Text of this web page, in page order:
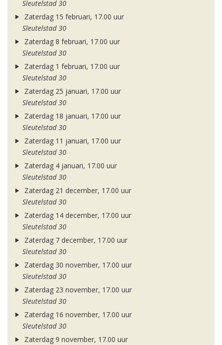
Sleutelstad 30
Zaterdag 15 februari, 17.00 uur
Sleutelstad 30
Zaterdag 8 februari, 17.00 uur
Sleutelstad 30
Zaterdag 1 februari, 17.00 uur
Sleutelstad 30
Zaterdag 25 januari, 17.00 uur
Sleutelstad 30
Zaterdag 18 januari, 17.00 uur
Sleutelstad 30
Zaterdag 11 januari, 17.00 uur
Sleutelstad 30
Zaterdag 4 januari, 17.00 uur
Sleutelstad 30
Zaterdag 21 december, 17.00 uur
Sleutelstad 30
Zaterdag 14 december, 17.00 uur
Sleutelstad 30
Zaterdag 7 december, 17.00 uur
Sleutelstad 30
Zaterdag 30 november, 17.00 uur
Sleutelstad 30
Zaterdag 23 november, 17.00 uur
Sleutelstad 30
Zaterdag 16 november, 17.00 uur
Sleutelstad 30
Zaterdag 9 november, 17.00 uur